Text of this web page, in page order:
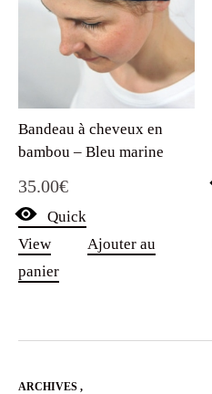
Bandeau à cheveux en
bambou – Bleu marine
35.00€
Quick
View
Ajouter au
panier
ARCHIVES ,